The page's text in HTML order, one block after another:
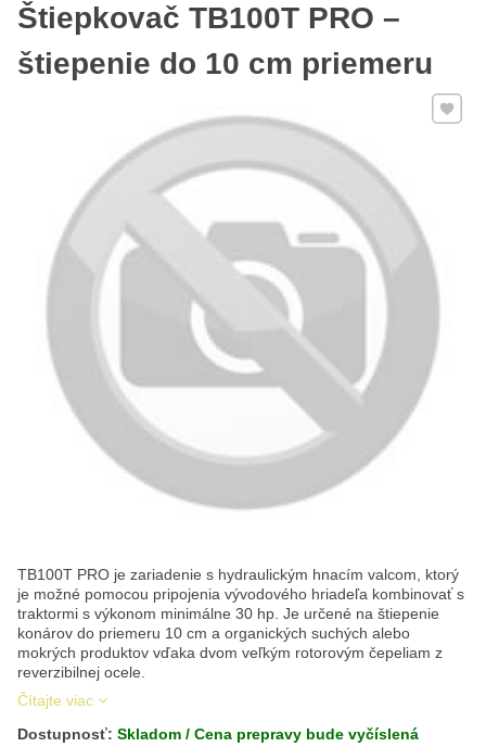
Štiepkovač TB100T PRO –
štiepenie do 10 cm priemeru
TB100T PRO je zariadenie s hydraulickým hnacím valcom, ktorý
je možné pomocou pripojenia vývodového hriadeľa kombinovať s
traktormi s výkonom minimálne 30 hp. Je určené na štiepenie
konárov do priemeru 10 cm a organických suchých alebo
mokrých produktov vďaka dvom veľkým rotorovým čepeliam z
reverzibilnej ocele.
Čítajte viac
Pridať
Dostupnosť: Skladom / Cena prepravy bude vyčíslená